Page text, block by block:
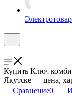
Купить Ключ
Якутске — цена,
Сравнение0